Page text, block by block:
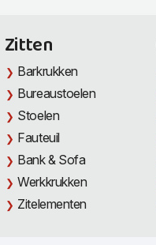
Zitten
Barkrukken
Bureaustoelen
Stoelen
Fauteuil
Bank & Sofa
Werkkrukken
Zitelementen